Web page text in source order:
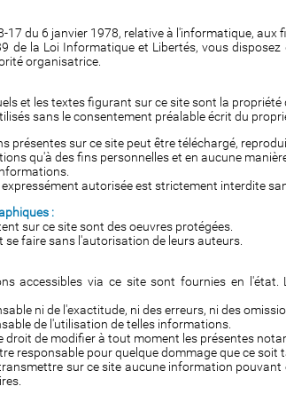
17 du 6 janvier 1978, relative à l'informatique, aux
de la Loi Informatique et Libertés, vous
organisatrice.
et les textes figurant sur ce site sont la
sans le consentement préalable écrit du
présentes sur ce site peut être téléchargé,
qu'à des fins personnelles et en aucune
autorisée est strictement interdite
:
sur ce site sont des oeuvres protégées.
faire sans l'autorisation de leurs auteurs.
accessibles via ce site sont fournies en
ni de l'exactitude, ni des erreurs, ni des
de l'utilisation de telles informations.
droit de modifier à tout moment les présentes
responsable pour quelque dommage que ce
sur ce site aucune information